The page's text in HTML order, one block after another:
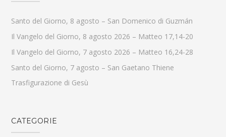
Santo del Giorno, 8 agosto – San Domenico di Guzmán
Il Vangelo del Giorno, 8 agosto 2026 – Matteo 17,14-20
Il Vangelo del Giorno, 7 agosto 2026 – Matteo 16,24-28
Santo del Giorno, 7 agosto – San Gaetano Thiene
Trasfigurazione di Gesù
CATEGORIE